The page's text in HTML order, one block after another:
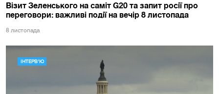
Візит Зеленського на саміт G20 та запит росії про
переговори: важливі події на вечір 8 листопада
8 листопада
ІНТЕРВ'Ю